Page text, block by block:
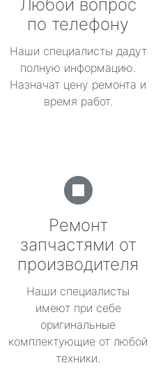
Любой вопрос
по телефону
Наши специалисты дадут
полную информацию.
Назначат цену ремонта и
время работ.
Ремонт
запчастями от
производителя
Наши специалисты
имеют при себе
оригинальные
комплектующие от любой
техники.